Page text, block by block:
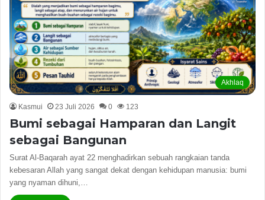
Akhlaq
Kasmui 23 Juli 2026 0 123
Bumi sebagai Hamparan dan Langit
sebagai Bangunan
Surat Al-Baqarah ayat 22 menghadirkan sebuah rangkaian tanda
kebesaran Allah yang sangat dekat dengan kehidupan manusia: bumi
yang nyaman dihuni,…